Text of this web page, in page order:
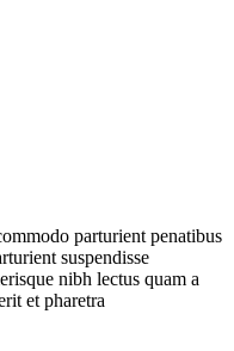
parturient penatibus
suspendisse
nibh lectus quam a
et pharetra